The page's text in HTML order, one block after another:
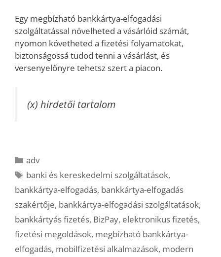
Egy megbízható bankkártya-elfogadási
szolgáltatással növelheted a vásárlóid számát,
nyomon követheted a fizetési folyamatokat,
biztonságossá tudod tenni a vásárlást, és
versenyelőnyre tehetsz szert a piacon.
(x) hirdetői tartalom
Kategória
adv
Címkék
banki és kereskedelmi szolgáltatások,
bankkártya-elfogadás, bankkártya-elfogadás
szakértője, bankkártya-elfogadási szolgáltatások,
bankkártyás fizetés, BizPay, elektronikus fizetés,
fizetési megoldások, megbízható bankkártya-
elfogadás, mobilfizetési alkalmazások, modern